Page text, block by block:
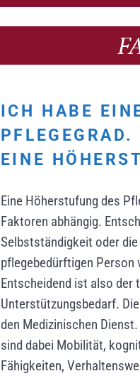
ICH HABE
EINE
Eine Höherstufung des
Faktoren abhängig.
Selbstständigkeit oder
pflegebedürftigen Person
Entscheidend ist also der
Unterstützungsbedarf.
den Medizinischen
sind dabei Mobilität,
Fähigkeiten,